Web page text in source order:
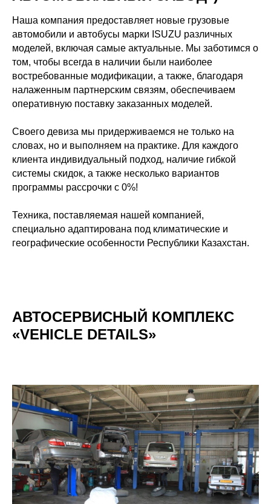
Наша компания предоставляет новые грузовые
автомобили и автобусы марки ISUZU различных
моделей, включая самые актуальные. Мы заботимся о
том, чтобы всегда в наличии были наиболее
востребованные модификации, а также, благодаря
налаженным партнерским связям, обеспечиваем
оперативную поставку заказанных моделей.
Своего девиза мы придерживаемся не только на
словах, но и выполняем на практике. Для каждого
клиента индивидуальный подход, наличие гибкой
системы скидок, а также несколько вариантов
программы рассрочки с 0%!
Техника, поставляемая нашей компанией,
специально адаптирована под климатические и
географические особенности Республики Казахстан.
АВТОСЕРВИСНЫЙ КОМПЛЕКС
«VEHICLE DETAILS»